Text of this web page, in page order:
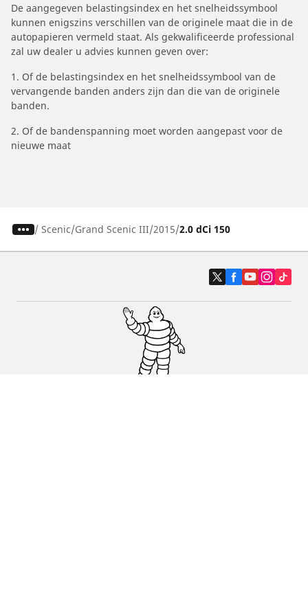
De aangegeven belastingsindex en het snelheidssymbool
kunnen enigszins verschillen van de originele maat die in de
autopapieren vermeld staat. Als gekwalificeerde professional
zal uw dealer u advies kunnen geven over:
1. Of de belastingsindex en het snelheidssymbool van de
vervangende banden anders zijn dan die van de originele
banden.
2. Of de bandenspanning moet worden aangepast voor de
nieuwe maat
/ Scenic Grand Scenic III 2015 2.0 dCi 150